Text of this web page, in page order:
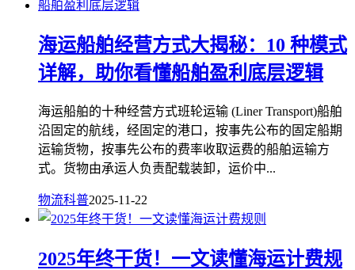
海运船舶经营方式大揭秘：10 种模式
详解，助你看懂船舶盈利底层逻辑
海运船舶的十种经营方式班轮运输 (Liner Transport)船舶
沿固定的航线，经固定的港口，按事先公布的固定船期
运输货物，按事先公布的费率收取运费的船舶运输方
式。货物由承运人负责配载装卸，运价中...
物流科普2025-11-22
2025年终干货！一文读懂海运计费规